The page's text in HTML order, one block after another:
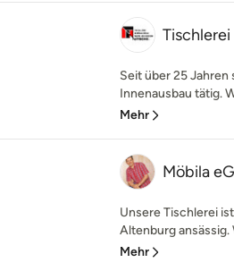
Seit über 25
Innenausbau tätig.
Mehr
Möbila
Unsere Tischlerei
Altenburg ansässig.
Mehr